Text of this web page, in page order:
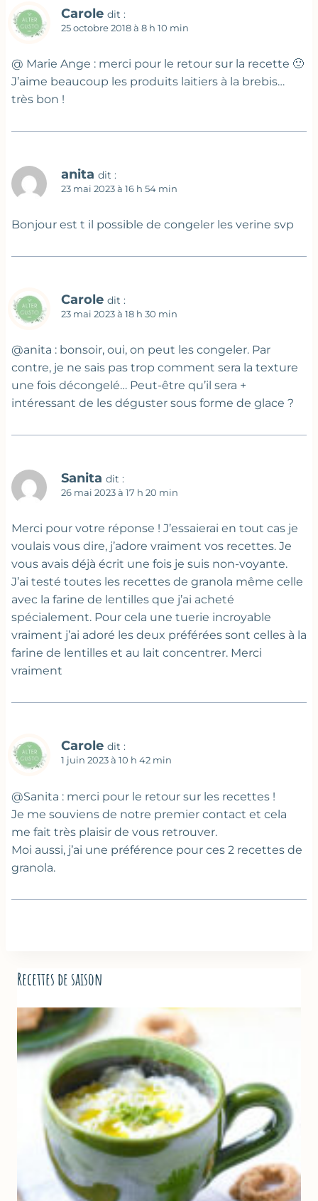
Carole dit :
25 octobre 2018 à 8 h 10 min
@ Marie Ange : merci pour le retour sur la recette 🙂
J’aime beaucoup les produits laitiers à la brebis…
très bon !
anita dit :
23 mai 2023 à 16 h 54 min
Bonjour est t il possible de congeler les verine svp
Carole dit :
23 mai 2023 à 18 h 30 min
@anita : bonsoir, oui, on peut les congeler. Par
contre, je ne sais pas trop comment sera la texture
une fois décongelé… Peut-être qu’il sera +
intéressant de les déguster sous forme de glace ?
Sanita dit :
26 mai 2023 à 17 h 20 min
Merci pour votre réponse ! J’essaierai en tout cas je
voulais vous dire, j’adore vraiment vos recettes. Je
vous avais déjà écrit une fois je suis non-voyante.
J’ai testé toutes les recettes de granola même celle
avec la farine de lentilles que j’ai acheté
spécialement. Pour cela une tuerie incroyable
vraiment j’ai adoré les deux préférées sont celles à la
farine de lentilles et au lait concentrer. Merci
vraiment
Carole dit :
1 juin 2023 à 10 h 42 min
@Sanita : merci pour le retour sur les recettes !
Je me souviens de notre premier contact et cela
me fait très plaisir de vous retrouver.
Moi aussi, j’ai une préférence pour ces 2 recettes de
granola.
Recettes de saison